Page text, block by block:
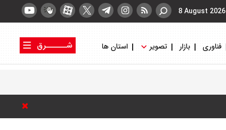
8 August 2026
فناوری بازار تصویر استان ها
شــــــرق